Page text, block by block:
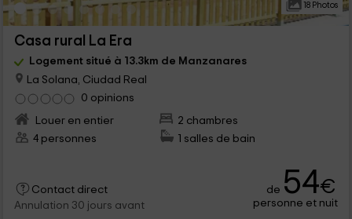
18 Photos
Casa rural La Era
Logement situé à 13.3km de Manzanares
La Solana, Ciudad Real
0 opinions
Louer en entier
2 chambres
4 personnes
1 salles de bain
Contact direct
Annulation 30 jours avant
de 54€
personne et nuit